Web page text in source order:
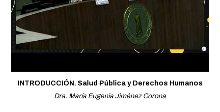
INTRODUCCIÓN. Salud Pública y Derechos Humanos
Dra. María Eugenia Jiménez Corona